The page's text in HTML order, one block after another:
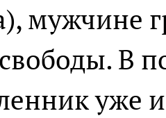
мужчине
В
уже